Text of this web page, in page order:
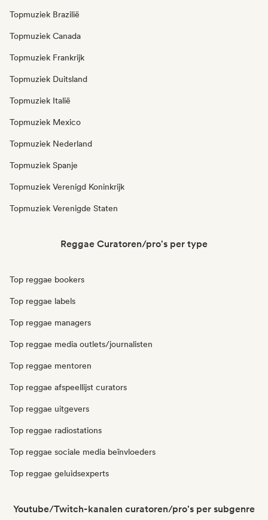
Topmuziek Brazilië
Topmuziek Canada
Topmuziek Frankrijk
Topmuziek Duitsland
Topmuziek Italië
Topmuziek Mexico
Topmuziek Nederland
Topmuziek Spanje
Topmuziek Verenigd Koninkrijk
Topmuziek Verenigde Staten
Reggae Curatoren/pro's per type
Top reggae bookers
Top reggae labels
Top reggae managers
Top reggae media outlets/journalisten
Top reggae mentoren
Top reggae afspeellijst curators
Top reggae uitgevers
Top reggae radiostations
Top reggae sociale media beïnvloeders
Top reggae geluidsexperts
Youtube/Twitch-kanalen curatoren/pro's per subgenre